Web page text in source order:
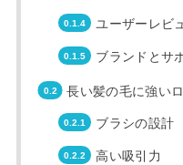
ユーザーレビ
ブランドとサ
長い髪の毛に強い
ブラシの設計
高い吸引力